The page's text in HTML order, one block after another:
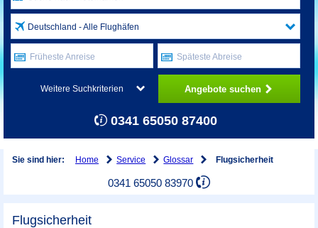
Deutschland - Alle Flughäfen
Früheste Anreise Späteste Abreise
Weitere Suchkriterien Angebote suchen
0341 65050 87400
Sie sind hier: Home Service Glossar Flugsicherheit
0341 65050 83970
Flugsicherheit